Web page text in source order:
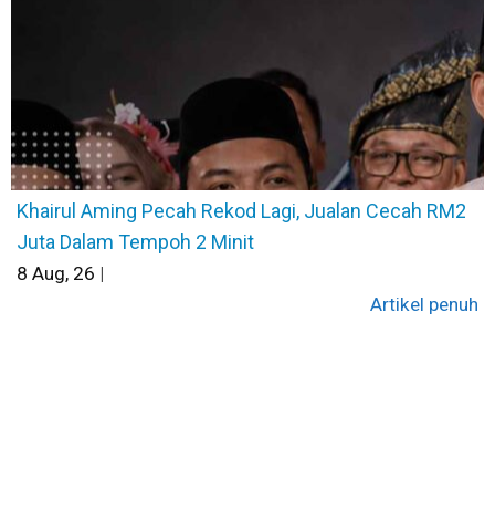
Khairul Aming Pecah Rekod Lagi, Jualan Cecah RM2
Juta Dalam Tempoh 2 Minit
8 Aug, 26 |
Artikel penuh